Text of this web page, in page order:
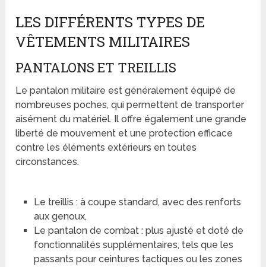
LES DIFFÉRENTS TYPES DE
VÊTEMENTS MILITAIRES
PANTALONS ET TREILLIS
Le pantalon militaire est généralement équipé de
nombreuses poches, qui permettent de transporter
aisément du matériel. Il offre également une grande
liberté de mouvement et une protection efficace
contre les éléments extérieurs en toutes
circonstances.
Le treillis : à coupe standard, avec des renforts
aux genoux,
Le pantalon de combat : plus ajusté et doté de
fonctionnalités supplémentaires, tels que les
passants pour ceintures tactiques ou les zones